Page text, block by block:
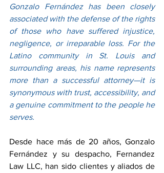
Gonzalo Fernández has been closely
associated with the defense of the rights
of those who have suffered injustice,
negligence, or irreparable loss. For the
Latino community in St. Louis and
surrounding areas, his name represents
more than a successful attorney—it is
synonymous with trust, accessibility, and
a genuine commitment to the people he
serves.
Desde hace más de 20 años, Gonzalo
Fernández y su despacho, Fernandez
Law LLC, han sido clientes y aliados de